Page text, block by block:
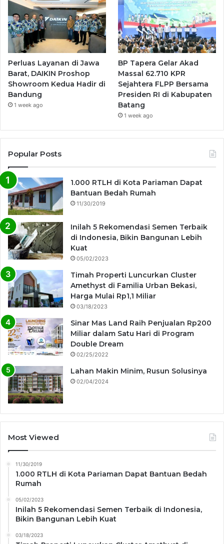
Perluas Layanan di Jawa
Barat, DAIKIN Proshop
Showroom Kedua Hadir di
Bandung
1 week ago
BP Tapera Gelar Akad
Massal 62.710 KPR
Sejahtera FLPP Bersama
Presiden RI di Kabupaten
Batang
1 week ago
Popular Posts
1.000 RTLH di Kota Pariaman Dapat
Bantuan Bedah Rumah
11/30/2019
Inilah 5 Rekomendasi Semen Terbaik
di Indonesia, Bikin Bangunan Lebih
Kuat
05/02/2023
Timah Properti Luncurkan Cluster
Amethyst di Familia Urban Bekasi,
Harga Mulai Rp1,1 Miliar
03/18/2023
Sinar Mas Land Raih Penjualan Rp200
Miliar dalam Satu Hari di Program
Double Dream
02/25/2022
Lahan Makin Minim, Rusun Solusinya
02/04/2024
Most Viewed
11/30/2019
1.000 RTLH di Kota Pariaman Dapat Bantuan Bedah
Rumah
05/02/2023
Inilah 5 Rekomendasi Semen Terbaik di Indonesia,
Bikin Bangunan Lebih Kuat
03/18/2023